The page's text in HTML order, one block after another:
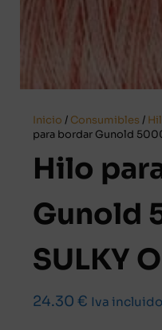
Inicio / Consumibles /
para bordar Gunold
Hilo
Gunold
SULKY
24.30 € Iva incluido